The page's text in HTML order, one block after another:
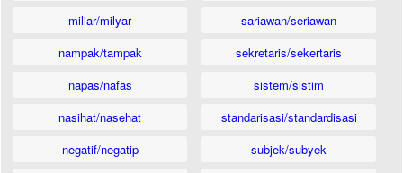
miliar/milyar
nampak/tampak
napas/nafas
nasihat/nasehat
negatif/negatip
sariawan/seriawan
sekretaris/sekertaris
sistem/sistim
standarisasi/standardisasi
subjek/subyek